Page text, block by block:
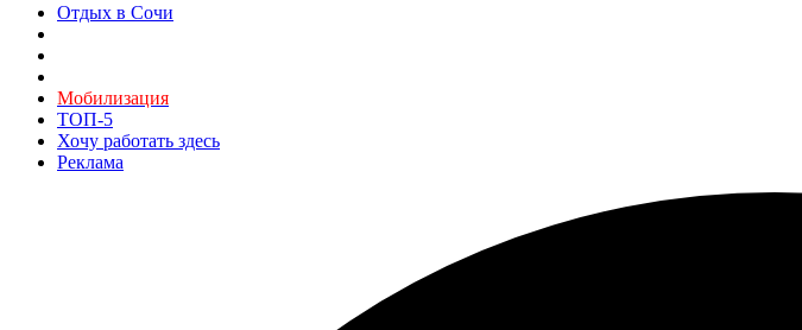
Отдых в Сочи
Мобилизация
ТОП-5
Хочу работать здесь
Реклама